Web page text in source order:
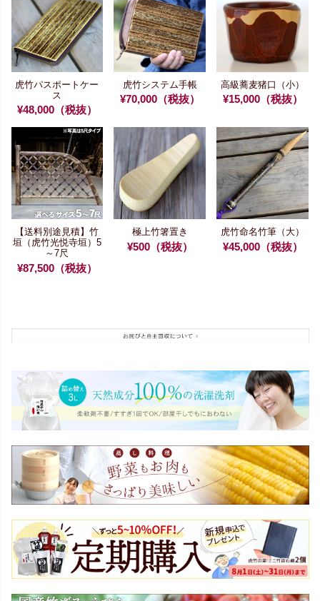
虎竹パスポートケー
ス
¥48,000（税抜）
虎竹システム手帳
¥70,000（税抜）
高級蕎麦猪口（小）
¥15,000（税抜）
【送料別途見積】竹
垣（虎竹光悦寺垣）5
～7尺
¥87,500（税抜）
極上竹箸置き
¥500（税抜）
虎竹命名竹筆（大）
¥45,000（税抜）